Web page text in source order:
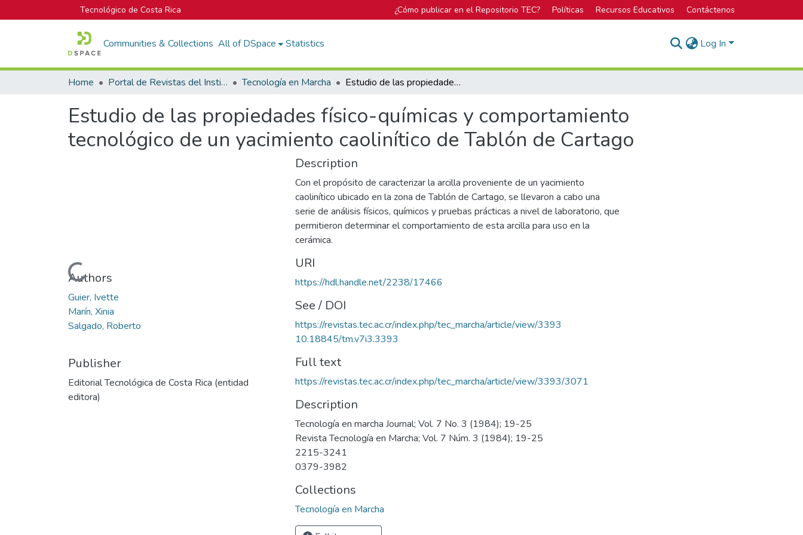
Tecnológico de Costa Rica ¿Cómo publicar en el Repositorio TEC? Políticas Recursos Educativos Contáctenos
Communities & Collections All of DSpace Statistics Log In
Home Portal de Revistas del Instituto Tecnológico de Costa Rica Tecnología en Marcha Estudio de las propiedades físico-químicas y comportamiento tecnológico de un yacimiento caolinítico de Tablón de Cartago
Estudio de las propiedades físico-químicas y comportamiento
tecnológico de un yacimiento caolinítico de Tablón de Cartago
Loading...
Authors
Guier, Ivette
Marín, Xinia
Salgado, Roberto
Publisher
Editorial Tecnológica de Costa Rica (entidad
editora)
Description
Con el propósito de caracterizar la arcilla proveniente de un yacimiento
caolinítico ubicado en la zona de Tablón de Cartago, se llevaron a cabo una
serie de análisis físicos, químicos y pruebas prácticas a nivel de laboratorio, que
permitieron determinar el comportamiento de esta arcilla para uso en la
cerámica.
URI
https://hdl.handle.net/2238/17466
See / DOI
https://revistas.tec.ac.cr/index.php/tec_marcha/article/view/3393
10.18845/tm.v7i3.3393
Full text
https://revistas.tec.ac.cr/index.php/tec_marcha/article/view/3393/3071
Description
Tecnología en marcha Journal; Vol. 7 No. 3 (1984); 19-25
Revista Tecnología en Marcha; Vol. 7 Núm. 3 (1984); 19-25
2215-3241
0379-3982
Collections
Tecnología en Marcha